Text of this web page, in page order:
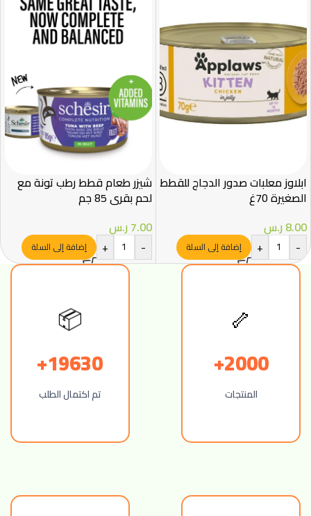
ابلاوز معلبات صدور الدجاج للقطط
الصغيرة 70غ
8.00ر.س
-
+ إضافة إلى السلة
شيزر طعام قطط رطب تونة مع
لحم بقري 85 جم
7.00ر.س
-
+ إضافة إلى السلة
🦴
2000+
المنتجات
📦
19630+
تم اكتمال الطلب